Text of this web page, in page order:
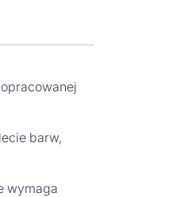
barw,
wymaga